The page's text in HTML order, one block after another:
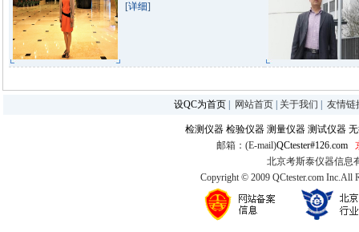
[详细]
设QC为首页 网站首页 关于我们 友情链
检测仪器 检验仪器 测量仪器 测试仪器
邮箱：(E-mail)QCtester#126.com
北京考斯泰仪器信息
Copyright © 2009 QCtester.com Inc.All